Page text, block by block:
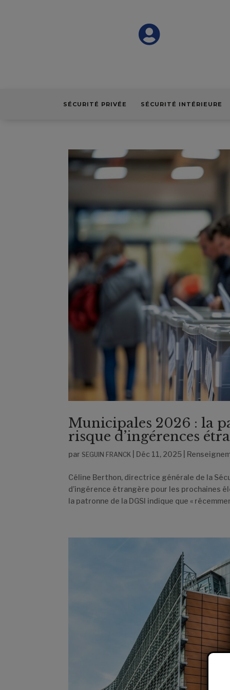

SÉCURITÉ PRIVÉE SÉCURITÉ INTÉRIEURE
Municipales 2026 : la
risque d’ingérences
par SEGUIN FRANCK Déc 11, 2025|
Céline Berthon, directrice générale de la
d’ingérence étrangère pour les prochaines
la patronne de la DGSI indique que «